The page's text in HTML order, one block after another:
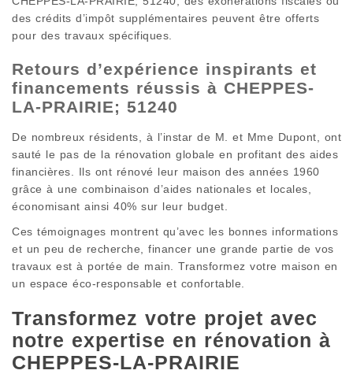
des crédits d’impôt supplémentaires peuvent être offerts
pour des travaux spécifiques.
Retours d’expérience inspirants et
financements réussis à CHEPPES-
LA-PRAIRIE; 51240
De nombreux résidents, à l’instar de M. et Mme Dupont, ont
sauté le pas de la rénovation globale en profitant des aides
financières. Ils ont rénové leur maison des années 1960
grâce à une combinaison d’aides nationales et locales,
économisant ainsi 40% sur leur budget.
Ces témoignages montrent qu’avec les bonnes informations
et un peu de recherche, financer une grande partie de vos
travaux est à portée de main. Transformez votre maison en
un espace éco-responsable et confortable.
Transformez votre projet avec
notre expertise en rénovation à
CHEPPES-LA-PRAIRIE